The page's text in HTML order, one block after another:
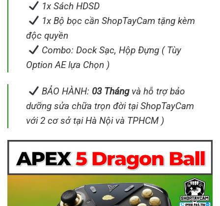
1x Sách HDSD
1x Bộ bọc cần ShopTayCam tặng kèm
độc quyền
Combo: Dock Sạc, Hộp Đựng ( Tùy
Option AE lựa Chọn )
BẢO HÀNH: 03 Thángvà hỗ trợ bảo
dưỡng sửa chữa trọn đời tại ShopTayCam
với 2 cơ sở tại Hà Nội và TPHCM )